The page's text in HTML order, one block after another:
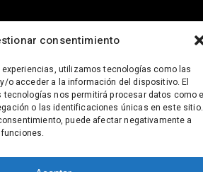
consentimiento
utilizamos tecnologías como las
o acceder a la información del dispositivo. El
nos permitirá procesar datos como
o las identificaciones únicas en este sitio.
puede afectar negativamente a
Etxea – Made byThe Creactory||
–Política de Privacidad–Aviso
Legal